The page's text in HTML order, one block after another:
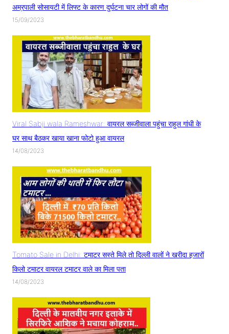
अम्रपाली सोसायटी में लिफ्ट के कारण दुर्घटना चार लोगों की मौत
15/09/2023
Viral Sabji wala Rameshwar: वायरल सब्जीवाला पहुंचा राहुल गांधी के
घर साथ बैठकर खाया खाना फोटो हुआ वायरल
14/08/2023
Tomato Sale in Delhi: टमाटर सस्ते मिले तो दिल्ली वालों ने खरीदा हजारों
किलो टमाटर वायरल टमाटर वाले का मिला पता
14/08/2023